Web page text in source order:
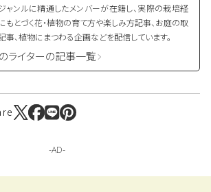
ャンルに精通したメンバーが在籍し、実際の栽培経
もとづく花・植物の育て方や楽しみ方記事、お庭の取
事、植物にまつわる企画などを配信しています。
ライターの記事一覧